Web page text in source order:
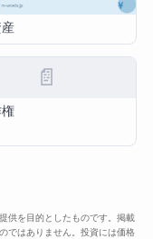
📄
供を目的としたものです。掲載
ではありません。投資には価格